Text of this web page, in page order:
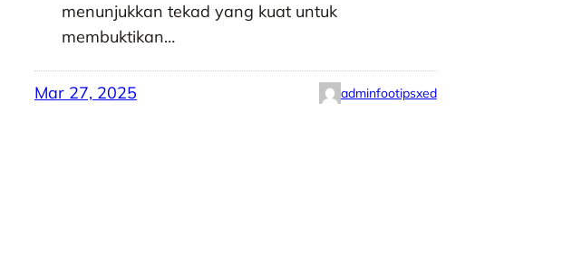
menunjukkan tekad yang kuat untuk
membuktikan…
Mar 27, 2025 adminfootipsxed